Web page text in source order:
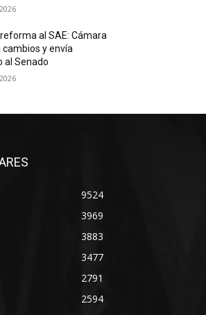
al SAE: Cámara
y envía
al Senado
9524
3969
3883
3477
2791
2594